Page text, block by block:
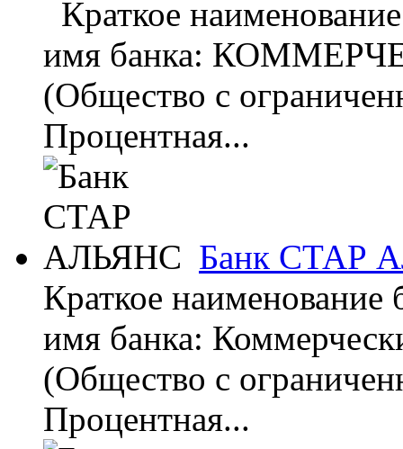
Краткое
имя банка:
(Общество с
Процентная...
Банк СТАР
Краткое
имя банка:
(Общество с
Процентная...